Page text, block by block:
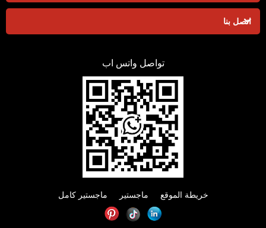
اتصل بنا
تواصل واتس اب
خريطة الموقع ماجستير ماجستير كامل